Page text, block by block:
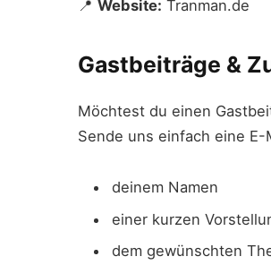
📍 Website: Tranman.de
Gastbeiträge &
Möchtest du einen
Sende uns einfach eine E-
deinem Namen
einer kurzen
dem gewünschten